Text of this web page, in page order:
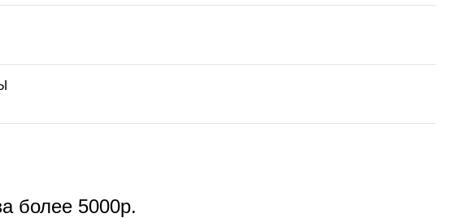
более 5000р.